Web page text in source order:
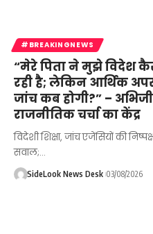
#BREAKINGNEWS
“मेरे पिता ने मुझे विदेश
रही है; लेकिन आर्थिक
जांच कब होगी?” –
राजनीतिक चर्चा का केंद्र
विदेशी शिक्षा, जांच एजेंसियों की
सवाल;…
SideLook News Desk 03/08/2026